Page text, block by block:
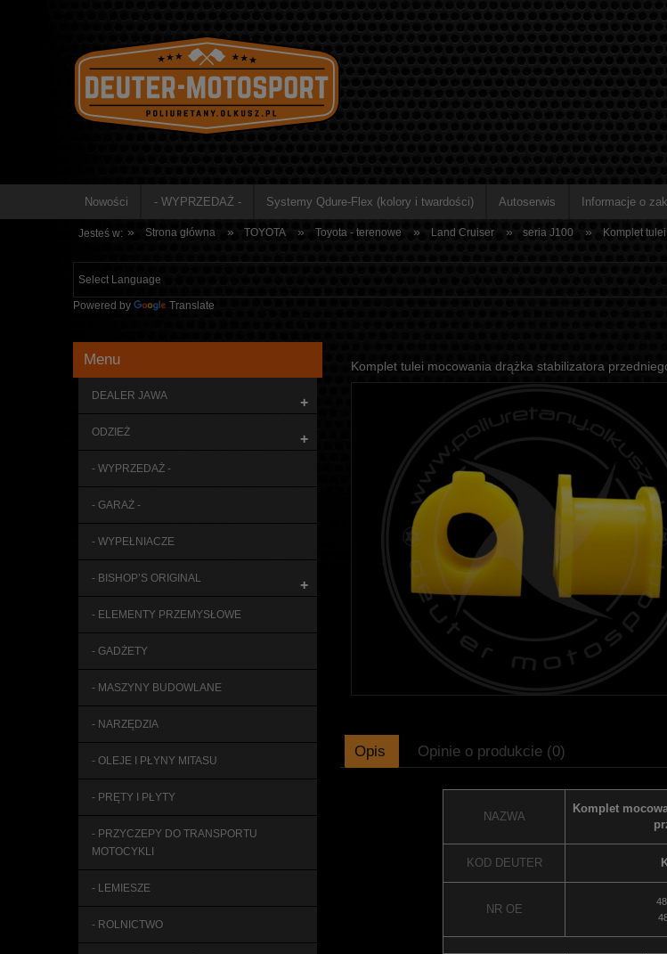
Nowości - WYPRZEDAŻ - Systemy Qdure-Flex (kolory i twardości) Autoserwis Informacje o
Jesteś w: » Strona główna » TOYOTA » Toyota - terenowe » Land Cruiser » seria J100 » Komplet
Powered by Translate
Menu
DEALER JAWA +
ODZIEŻ +
- WYPRZEDAŻ -
- GARAŻ -
- WYPEŁNIACZE
- BISHOP’S ORIGINAL +
- ELEMENTY PRZEMYSŁOWE
- GADŻETY
- MASZYNY BUDOWLANE
- NARZĘDZIA
- OLEJE I PŁYNY MITASU
- PRĘTY I PŁYTY
- PRZYCZEPY DO TRANSPORTU
MOTOCYKLI
- LEMIESZE
- ROLNICTWO
Komplet tulei mocowania drążka stabilizatora
Opis Opinie o produkcie (0)
NAZWA
Komplet
KOD DEUTER
NR OE